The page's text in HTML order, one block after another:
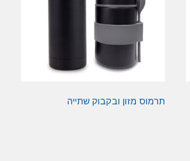
תרמוס מזון ובקבוק שתייה